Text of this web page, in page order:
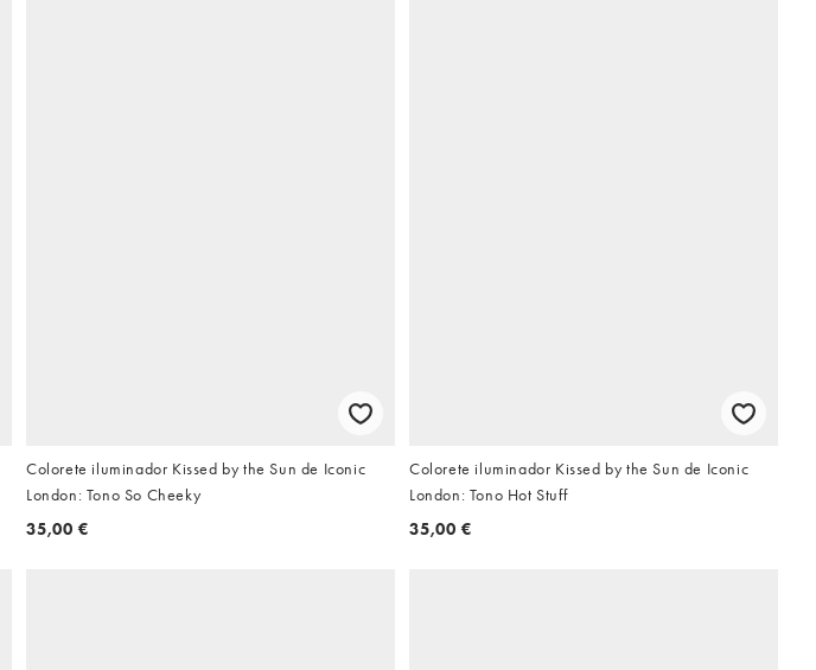
Colorete iluminador Kissed by the Sun de Iconic
London: Tono So Cheeky
35,00 €
Colorete iluminador Kissed by the Sun de Iconic
London: Tono Hot Stuff
35,00 €